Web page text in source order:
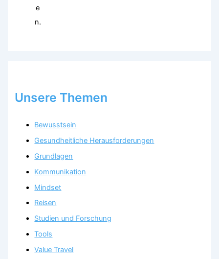
e
n.
Unsere Themen
Bewusstsein
Gesundheitliche Herausforderungen
Grundlagen
Kommunikation
Mindset
Reisen
Studien und Forschung
Tools
Value Travel